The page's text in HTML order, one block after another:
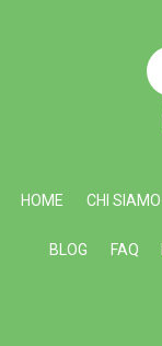
HOME CHI SIAMO
BLOG FAQ